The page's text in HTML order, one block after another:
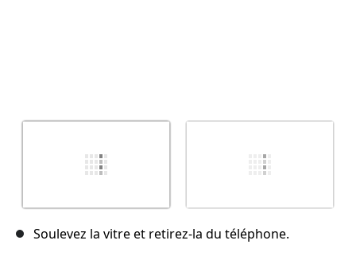
Soulevez la vitre et retirez-la du téléphone.